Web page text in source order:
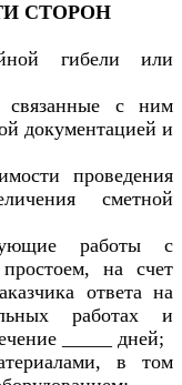
СТОРОН
гибели или
связанные с ним
документацией и
проведения
сметной
работы с
на счет
ответа на
работах и
_____ дней;
в том